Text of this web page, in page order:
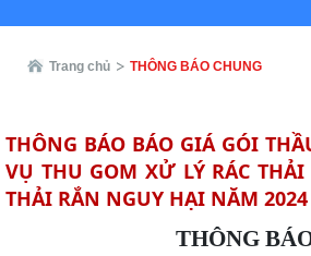
Trang chủ THÔNG BÁO CHUNG
THÔNG BÁO BÁO GIÁ GÓI
VỤ THU GOM XỬ LÝ RÁC
THẢI RẮN NGUY HẠI NĂM 2024
THÔNG